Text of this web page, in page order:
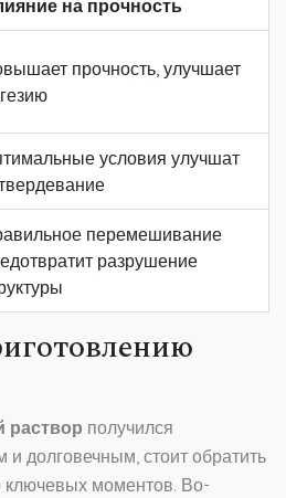
на прочность
прочность, улучшает
условия улучшат
перемешивание
разрушение
раствор получился
и долговечным, стоит обратить
ключевых моментов. Во-